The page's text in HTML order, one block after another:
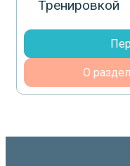
Тренировкой
О